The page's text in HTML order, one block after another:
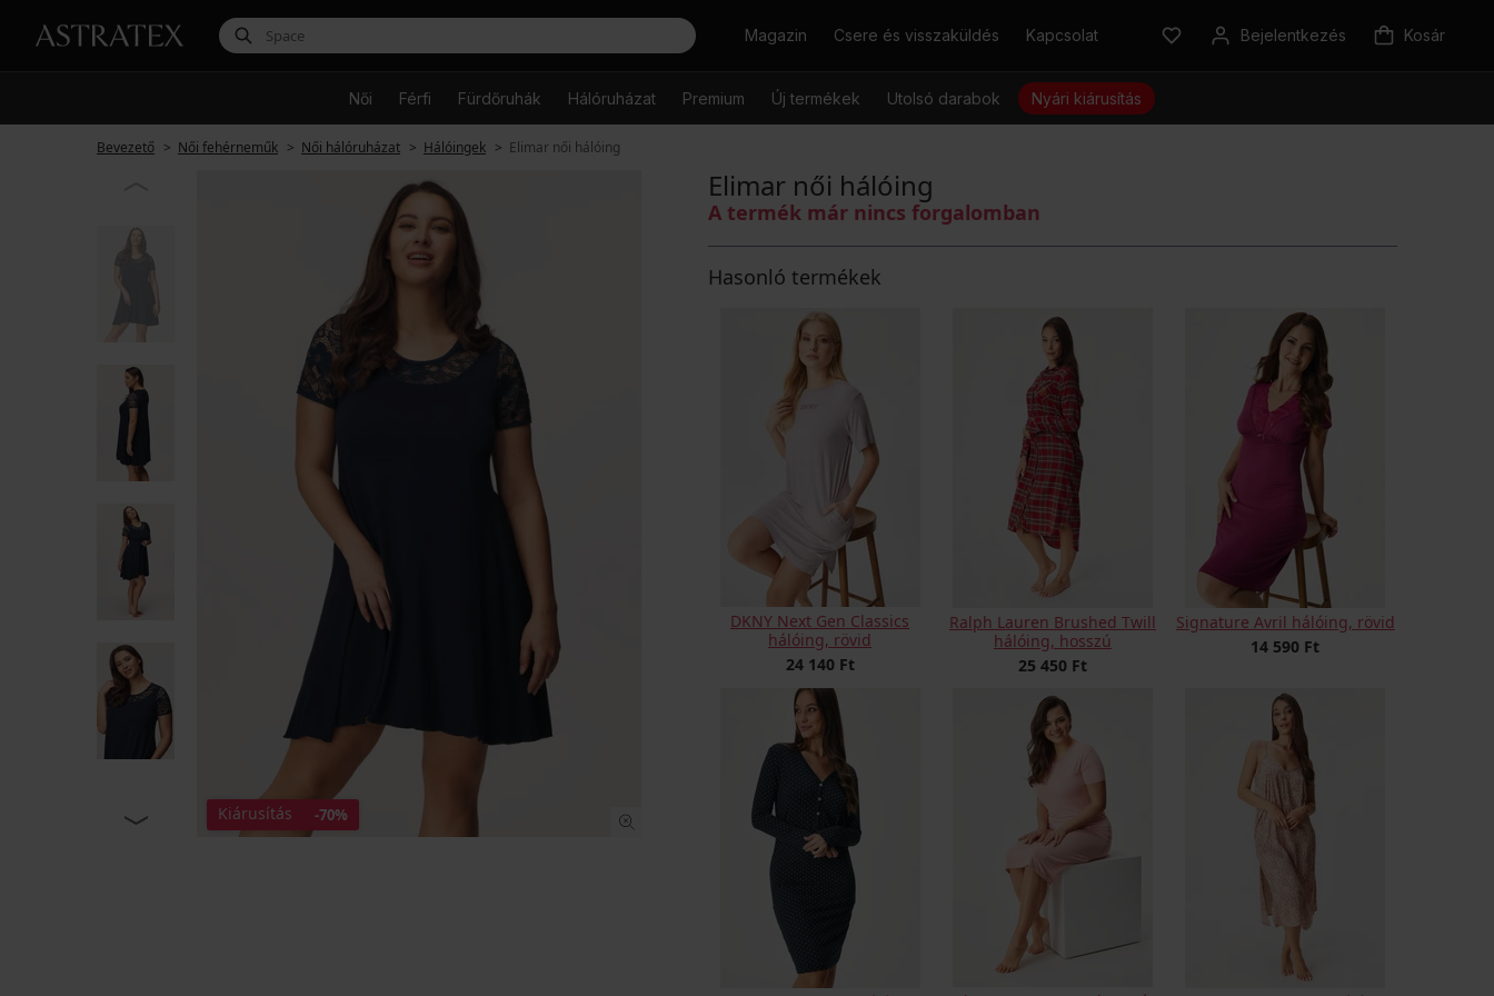
KeresésMagazin Csere és visszaküldés Kapcsolat Bejelentkezés Kosár
Női Férfi Fürdőruhák Hálóruházat Premium Új termékek Utolsó darabok Nyári kiárusítás
Bevezető Női fehérneműk Női hálóruházat Hálóingek Elimar női hálóing
Kiárusítás -70%
Elimar női hálóing
A termék már nincs forgalomban
Hasonló termékek
DKNY Next Gen Classics
hálóing, rövid
24 140 Ft
Ralph Lauren Brushed Twill
hálóing, hosszú
25 450 Ft
Signature Avril hálóing, rövid
14 590 Ft